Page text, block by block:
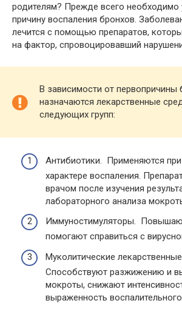
родителям? Прежде всего необходимо
причину воспаления бронхов.
лечится с помощью препаратов,
на фактор, спровоцировавший
В зависимости от первопричины
назначаются лекарственные
следующих групп:
Антибиотики. Применяются
характере воспаления.
врачом после изучения
лабораторного анализа
Иммуностимуляторы.
помогают справиться с
Муколитические
Способствуют разжижению и
мокроты, снижают
выраженность